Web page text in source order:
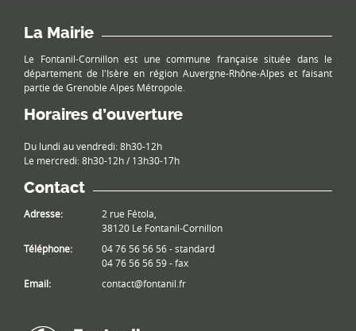
La Mairie
Le Fontanil-Cornillon est une commune française située dans le
département de l'Isère en région Auvergne-Rhône-Alpes et faisant
partie de Grenoble Alpes Métropole.
Horaires d’ouverture
Du lundi au vendredi: 8h30-12h
Le mercredi: 8h30-12h / 13h30-17h
Contact
Adresse:
2 rue Fétola,
38120 Le Fontanil-Cornillon
Téléphone:
04 76 56 56 56 - standard
04 76 56 56 59 - fax
Email:
contact@fontanil.fr